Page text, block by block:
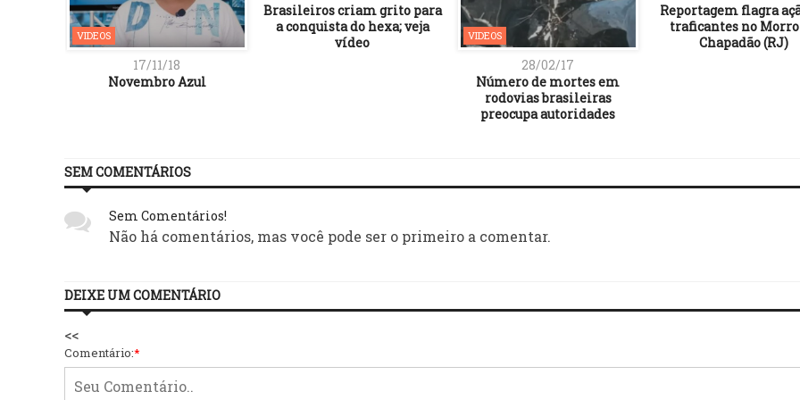
VIDEOS
17/11/18
Novembro Azul
Brasileiros criam grito para
a conquista do hexa; veja
vídeo
VIDEOS
28/02/17
Número de mortes em
rodovias brasileiras
preocupa autoridades
Reportagem flagra
traficantes no
Chapadão (RJ)
SEM COMENTÁRIOS
Sem Comentários!
Não há comentários, mas você pode ser o primeiro a comentar.
DEIXE UM COMENTÁRIO
<<
Comentário:*